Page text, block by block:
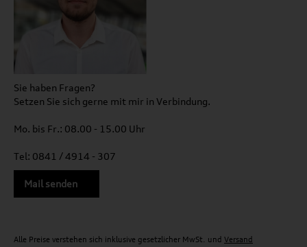
Sie haben Fragen?
Setzen Sie sich gerne mit mir in Verbindung.
Mo. bis Fr.: 08.00 - 15.00 Uhr
Tel: 0841 / 4914 - 307
Mail senden
Alle Preise verstehen sich inklusive gesetzlicher MwSt. und Versand